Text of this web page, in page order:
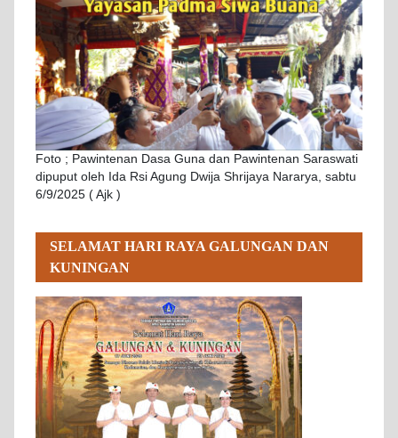
Foto ; Pawintenan Dasa Guna dan Pawintenan Saraswati
dipuput oleh Ida Rsi Agung Dwija Shrijaya Nararya, sabtu
6/9/2025 ( Ajk )
SELAMAT HARI RAYA GALUNGAN DAN
KUNINGAN